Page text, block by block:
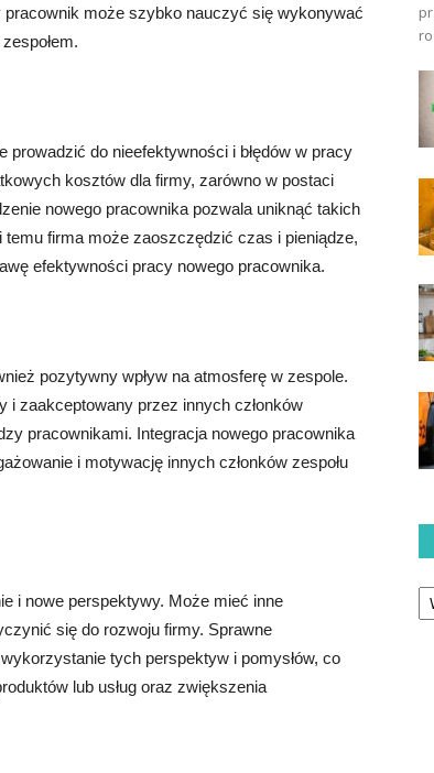
może szybko nauczyć się wykonywać
do nieefektywności i błędów w pracy
kosztów dla firmy, zarówno w postaci
nowego pracownika pozwala uniknąć takich
temu firma może zaoszczędzić czas i pieniądze,
efektywności pracy nowego pracownika.
pozytywny wpływ na atmosferę w zespole.
i zaakceptowany przez innych członków
pracownikami. Integracja nowego pracownika
i motywację innych członków zespołu
i nowe perspektywy. Może mieć inne
się do rozwoju firmy. Sprawne
tych perspektyw i pomysłów, co
lub usług oraz zwiększenia